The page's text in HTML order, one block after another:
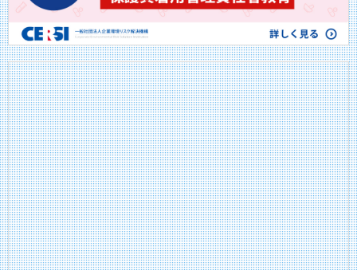
©CERSI All Rights Reserved.
プライバシーポリシー